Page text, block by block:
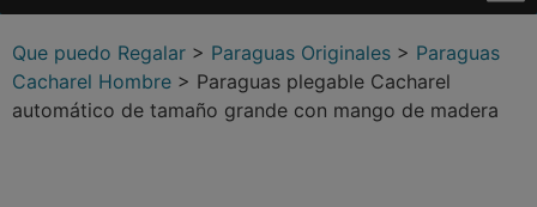
Que puedo Regalar > Paraguas Originales > Paraguas
Cacharel Hombre > Paraguas plegable Cacharel
automático de tamaño grande con mango de madera